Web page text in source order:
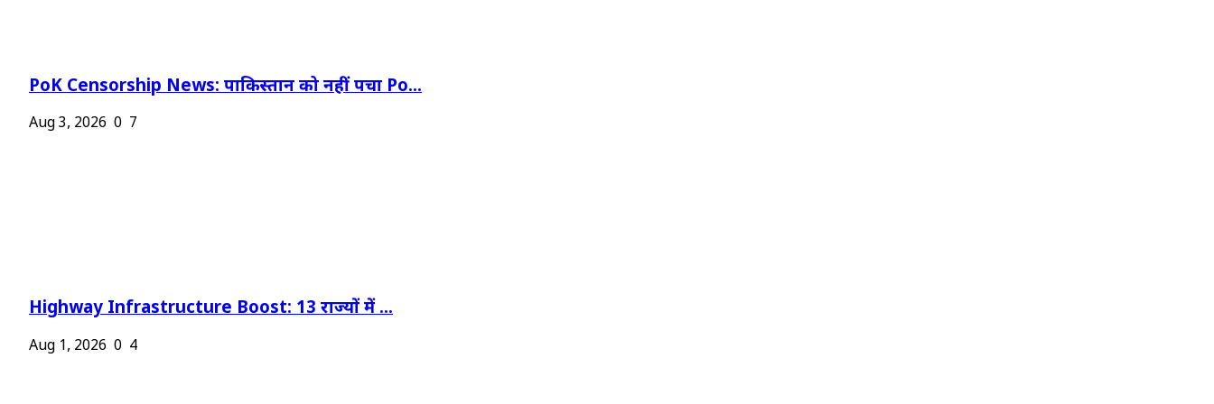
PoK Censorship News: पाकिस्तान को नहीं पचा Po...
Aug 3, 2026 0 7
Highway Infrastructure Boost: 13 राज्यों में ...
Aug 1, 2026 0 4